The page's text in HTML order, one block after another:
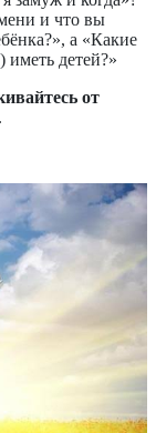
и что вы
а «Какие
детей?»
от
.